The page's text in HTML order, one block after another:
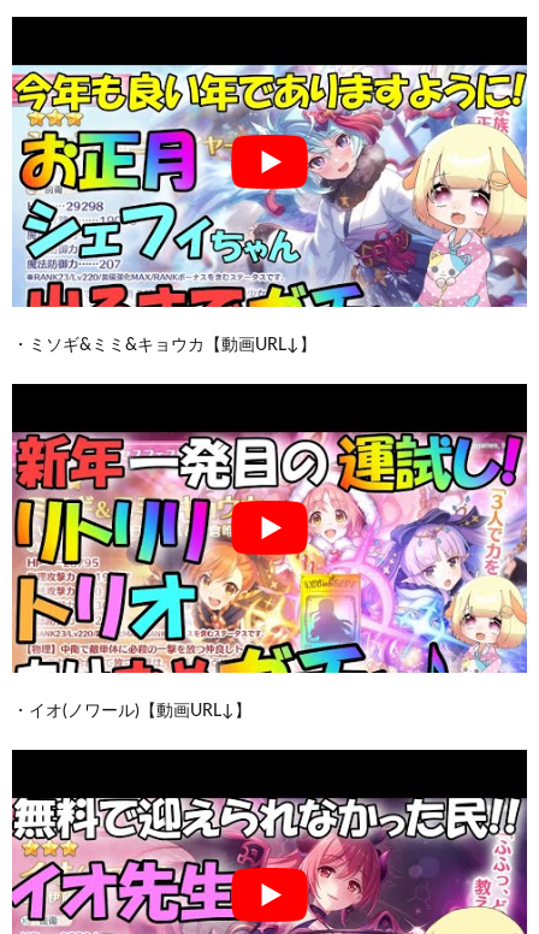
・ミソギ&ミミ&キョウカ【動画URL↓】
・イオ(ノワール)【動画URL↓】